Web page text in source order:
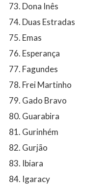
Dona Inês
Duas Estradas
Emas
Esperança
Fagundes
Frei Martinho
Gado Bravo
Guarabira
Gurinhém
Gurjão
Ibiara
Igaracy